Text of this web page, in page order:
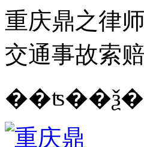
重庆鼎之律
交通事故索